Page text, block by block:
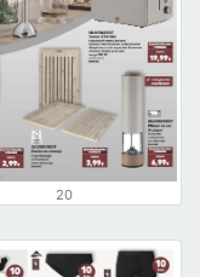
20